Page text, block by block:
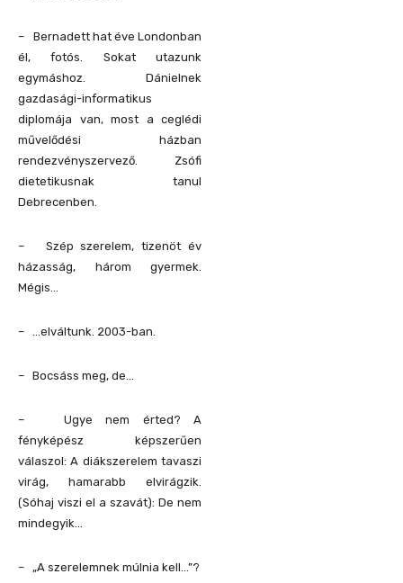
– Bernadett hat éve Londonban
él, fotós. Sokat utazunk
egymáshoz. Dánielnek
gazdasági-informatikus
diplomája van, most a ceglédi
művelődési házban
rendezvényszervező. Zsófi
dietetikusnak tanul
Debrecenben.
– Szép szerelem, tizenöt év
házasság, három gyermek.
Mégis…
– …elváltunk. 2003-ban.
– Bocsáss meg, de…
– Ugye nem érted? A
fényképész képszerűen
válaszol: A diákszerelem tavaszi
virág, hamarabb elvirágzik.
(Sóhaj viszi el a szavát): De nem
mindegyik…
– „A szerelemnek múlnia kell…”?